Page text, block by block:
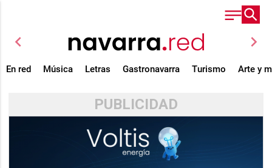
chevron_left chevron_right
En red Música Letras Gastronavarra Turismo Arte y
PUBLICIDAD